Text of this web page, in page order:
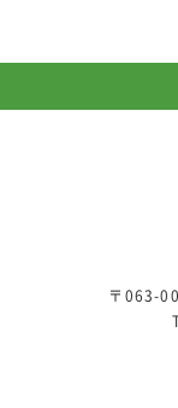
〒063-